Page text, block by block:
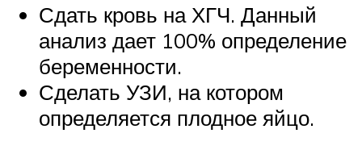
Сдать кровь на ХГЧ. Данный
анализ дает 100% определение
беременности.
Сделать УЗИ, на котором
определяется плодное яйцо.